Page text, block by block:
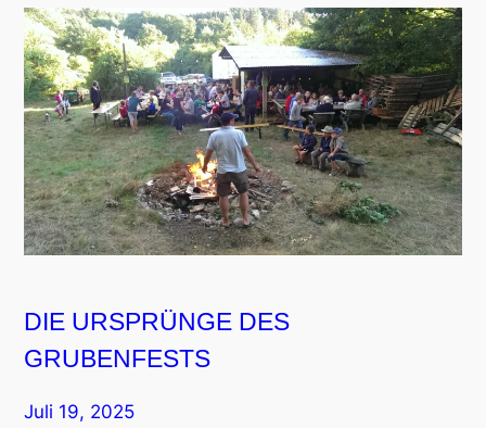
DIE URSPRÜNGE DES
GRUBENFESTS
Juli 19, 2025